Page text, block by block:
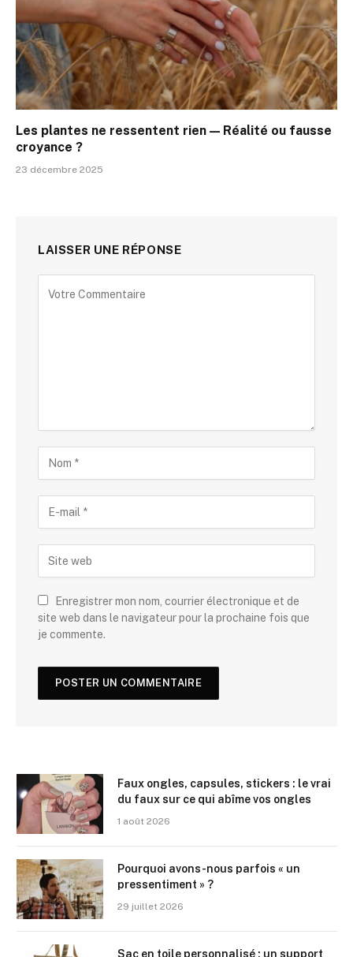
Les plantes ne ressentent rien — Réalité ou fausse
croyance ?
23 décembre 2025
LAISSER UNE RÉPONSE
Enregistrer mon nom, courrier électronique et de
site web dans le navigateur pour la prochaine fois que
je commente.
Faux ongles, capsules, stickers : le vrai
du faux sur ce qui abîme vos ongles
1 août 2026
Pourquoi avons-nous parfois « un
pressentiment » ?
29 juillet 2026
Sac en toile personnalisé : un support